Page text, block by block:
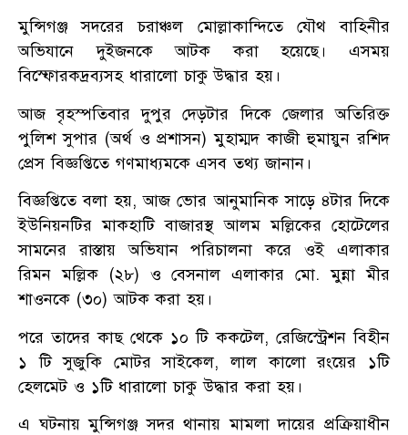
মুন্সিগঞ্জ সদরের চরাঞ্চল মোল্লাকান্দিতে যৌথ বাহিনীর
অভিযানে দুইজনকে আটক করা হয়েছে। এসময়
বিস্ফোরকদ্রব্যসহ ধারালো চাকু উদ্ধার হয়।
আজ বৃহস্পতিবার দুপুর দেড়টার দিকে জেলার অতিরিক্ত
পুলিশ সুপার (অর্থ ও প্রশাসন) মুহাম্মদ কাজী হুমায়ুন রশিদ
প্রেস বিজ্ঞপ্তিতে গণমাধ্যমকে এসব তথ্য জানান।
বিজ্ঞপ্তিতে বলা হয়, আজ ভোর আনুমানিক সাড়ে ৪টার দিকে
ইউনিয়নটির মাকহাটি বাজারস্থ আলম মল্লিকের হোটেলের
সামনের রাস্তায় অভিযান পরিচালনা করে ওই এলাকার
রিমন মল্লিক (২৮) ও বেসনাল এলাকার মো. মুন্না মীর
শাওনকে (৩০) আটক করা হয়।
পরে তাদের কাছ থেকে ১০ টি ককটেল, রেজিস্ট্রেশন বিহীন
১ টি সুজুকি মোটর সাইকেল, লাল কালো রংয়ের ১টি
হেলমেট ও ১টি ধারালো চাকু উদ্ধার করা হয়।
এ ঘটনায় মুন্সিগঞ্জ সদর থানায় মামলা দায়ের প্রক্রিয়াধীন